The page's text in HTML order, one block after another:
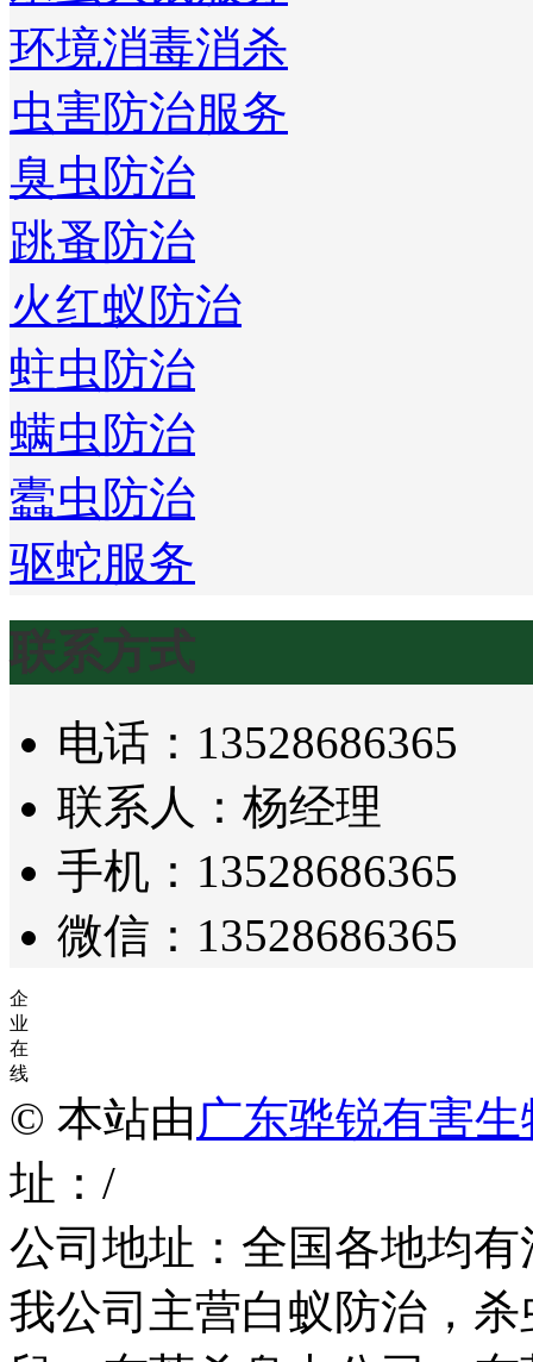
环境消毒消杀
虫害防治服务
臭虫防治
跳蚤防治
火红蚁防治
蛀虫防治
螨虫防治
蠹虫防治
驱蛇服务
联系方式
电话：13528686365
联系人：杨经理
手机：13528686365
微信：13528686365
企
业
在
线
© 本站由 广东骅锐有害
址：/
公司地址：全国各地均
我公司主营白蚁防治，